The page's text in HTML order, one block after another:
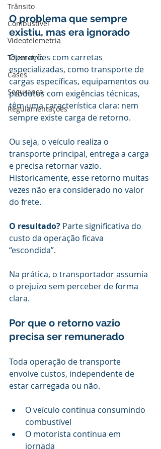
Trânsito
Combustível
Videotelemetria
Telemetria
Cases
Segurança
Regulamentações
O problema que sempre
existiu, mas era ignorado
Operações com carretas
especializadas, como transporte de
cargas específicas, equipamentos ou
produtos com exigências técnicas,
têm uma característica clara: nem
sempre existe carga de retorno.
Ou seja, o veículo realiza o
transporte principal, entrega a carga
e precisa retornar vazio.
Historicamente, esse retorno muitas
vezes não era considerado no valor
do frete.
O resultado? Parte significativa do
custo da operação ficava
“escondida”.
Na prática, o transportador assumia
o prejuízo sem perceber de forma
clara.
Por que o retorno vazio
precisa ser remunerado
Toda operação de transporte
envolve custos, independente de
estar carregada ou não.
O veículo continua consumindo
combustível
O motorista continua em
jornada